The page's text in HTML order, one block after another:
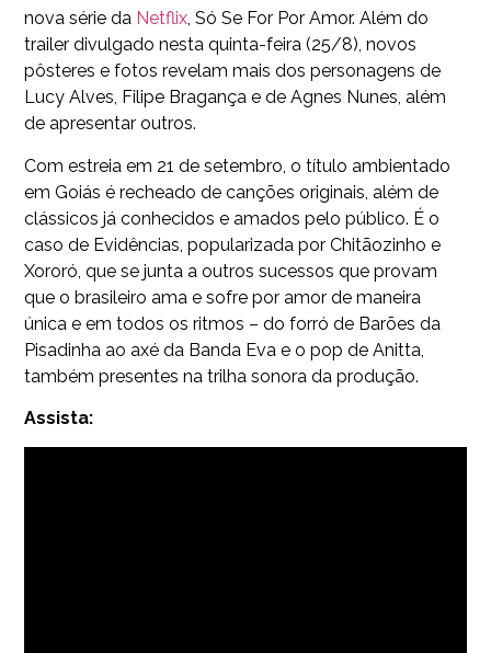
nova série da Netflix, Só Se For Por Amor. Além do
trailer divulgado nesta quinta-feira (25/8), novos
pôsteres e fotos revelam mais dos personagens de
Lucy Alves, Filipe Bragança e de Agnes Nunes, além
de apresentar outros.
Com estreia em 21 de setembro, o título ambientado
em Goiás é recheado de canções originais, além de
clássicos já conhecidos e amados pelo público. É o
caso de Evidências, popularizada por Chitãozinho e
Xororó, que se junta a outros sucessos que provam
que o brasileiro ama e sofre por amor de maneira
única e em todos os ritmos – do forró de Barões da
Pisadinha ao axé da Banda Eva e o pop de Anitta,
também presentes na trilha sonora da produção.
Assista: